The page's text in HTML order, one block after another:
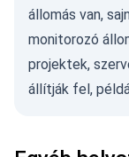
állomás van,
monitorozó
projektek,
állítják fel,